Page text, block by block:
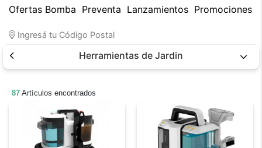
Ofertas Bomba Preventa Lanzamientos Promociones
Ingresá tu Código Postal
Herramientas de Jardin
87 Artículos encontrados